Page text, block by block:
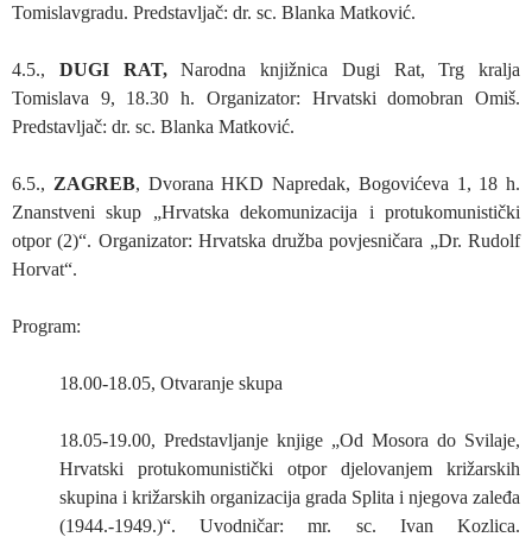
Tomislavgradu. Predstavljač: dr. sc. Blanka Matković.
4.5., DUGI RAT,Narodna knjižnica Dugi Rat, Trg kralja
Tomislava 9, 18.30 h. Organizator: Hrvatski domobran Omiš.
Predstavljač: dr. sc. Blanka Matković.
6.5., ZAGREB, Dvorana HKD Napredak, Bogovićeva 1, 18 h.
Znanstveni skup „Hrvatska dekomunizacija i protukomunistički
otpor (2)“. Organizator: Hrvatska družba povjesničara „Dr. Rudolf
Horvat“.
Program:
18.00-18.05, Otvaranje skupa
18.05-19.00, Predstavljanje knjige „Od Mosora do Svilaje,
Hrvatski protukomunistički otpor djelovanjem križarskih
skupina i križarskih organizacija grada Splita i njegova zaleđa
(1944.-1949.)“. Uvodničar: mr. sc. Ivan Kozlica.